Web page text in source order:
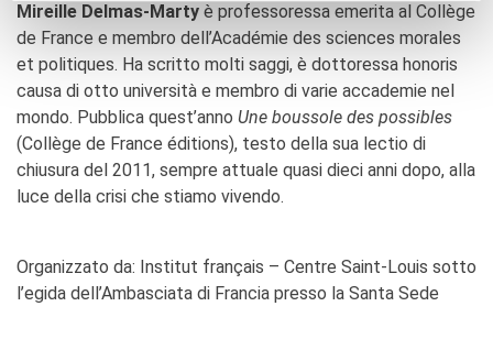
Mireille Delmas-Marty è professoressa emerita al Collège
de France e membro dell’Académie des sciences morales
et politiques. Ha scritto molti saggi, è dottoressa honoris
causa di otto università e membro di varie accademie nel
mondo. Pubblica quest’anno Une boussole des possibles
(Collège de France éditions), testo della sua lectio di
chiusura del 2011, sempre attuale quasi dieci anni dopo, alla
luce della crisi che stiamo vivendo.
Organizzato da: Institut français – Centre Saint-Louis sotto
l’egida dell’Ambasciata di Francia presso la Santa Sede